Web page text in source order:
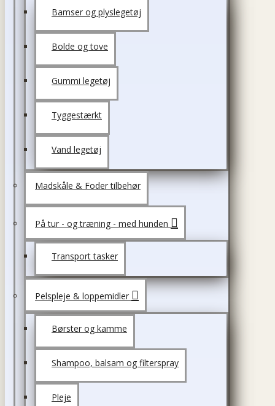
Bamser og plyslegetøj
Bolde og tove
Gummi legetøj
Tyggestærkt
Vand legetøj
Madskåle & Foder tilbehør
På tur - og træning - med hunden
Transport tasker
Pelspleje & loppemidler
Børster og kamme
Shampoo, balsam og filterspray
Pleje